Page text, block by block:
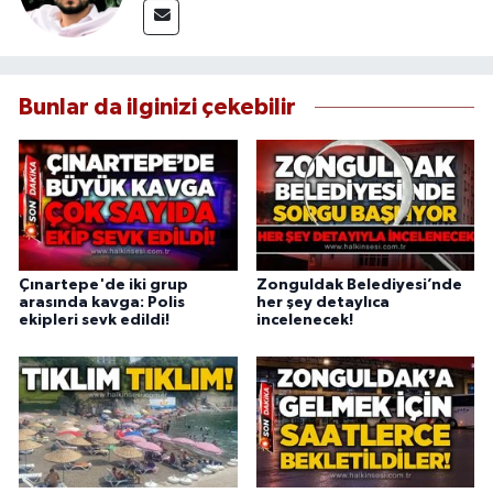
Bunlar da ilginizi çekebilir
Çınartepe'de iki grup
arasında kavga: Polis
ekipleri sevk edildi!
Zonguldak Belediyesi’nde
her şey detaylıca
incelenecek!